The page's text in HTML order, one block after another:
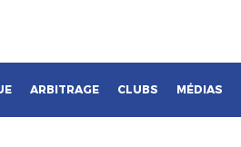
ARBITRAGE CLUBS MÉDIAS